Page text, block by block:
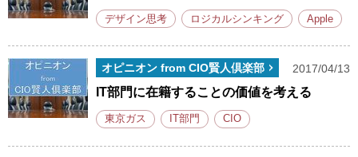
デザイン思考 ロジカルシンキング Apple
オピニオン from CIO賢人倶楽部 2017/04/13
IT部門に在籍することの価値を考える
東京ガス IT部門 CIO